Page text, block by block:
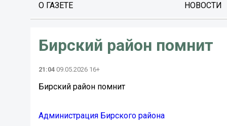
О ГАЗЕТЕ НОВОСТИ
Бирский район помнит ️
21:04 09.05.2026 16+
Бирский район помнит ️
Администрация Бирского района